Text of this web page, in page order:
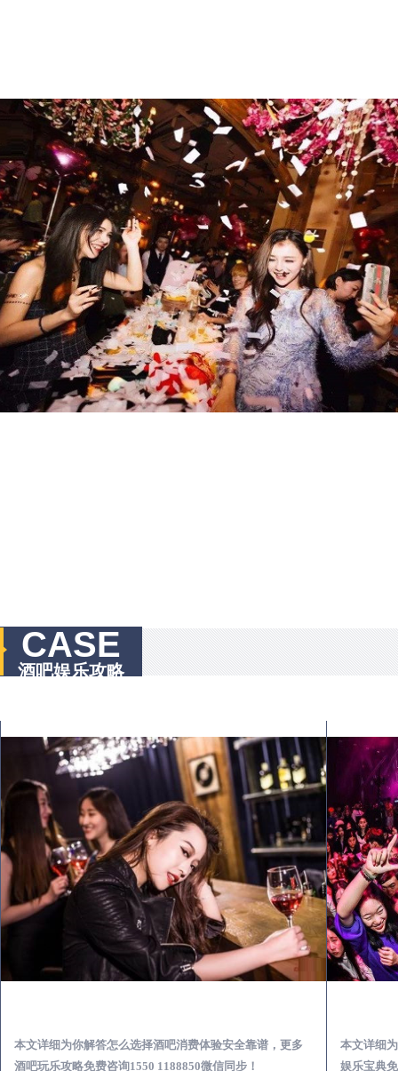
CASE
酒吧娱乐攻略
本文详细为你解答怎么选择酒吧消费体验安全靠谱，更多
酒吧玩乐攻略免费咨询1550 1188850微信同步！
本文详细
娱乐宝典